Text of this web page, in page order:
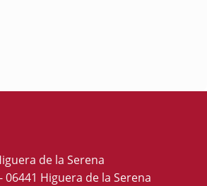
de la Serena
06441 Higuera de la Serena